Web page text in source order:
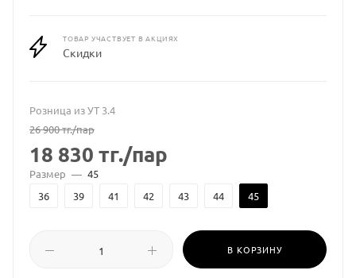
ТОВАР УЧАСТВУЕТ В АКЦИЯХ
Скидки
Розница из УТ 3.4
26 900тг./пар
18 830 тг./пар
Размер — 45
36
39 41 42 43 44 45
В КОРЗИНУ